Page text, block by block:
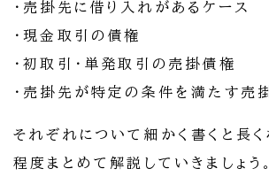
・売掛先に借り入れがあるケース
・現金取引の債権
・初取引・単発取引の売掛債権
・売掛先が特定の条件を満たす売
それぞれについて細かく書くと長く
程度まとめて解説していきましょう。